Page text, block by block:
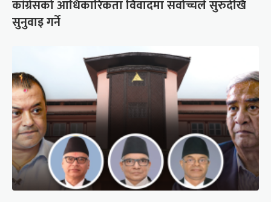
कांग्रेसको आधिकारिकता विवादमा सर्वोच्चले सुरुदेखि
सुनुवाइ गर्ने